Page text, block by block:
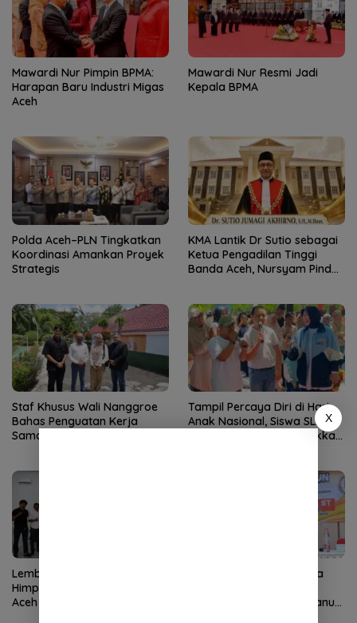
Mawardi Nur Pimpin BPMA:
Harapan Baru Industri Migas
Aceh
Mawardi Nur Resmi Jadi
Kepala BPMA
Polda Aceh–PLN Tingkatkan
Koordinasi Amankan Proyek
Strategis
KMA Lantik Dr Sutio sebagai
Ketua Pengadilan Tinggi
Banda Aceh, Nursyam Pindah
Staf Khusus Wali Nanggroe
Bahas Penguatan Kerja
Sama Aceh–India dengan
Tampil Percaya Diri di Hari
Anak Nasional, Siswa SLB
TNCC Banda Aceh Tunjukkan
Lembaga Wali Nanggroe
Himpun Aspirasi Diaspora
Aceh di Medan
Tren Perceraian di Banda
Dorong Implementasi Qanun
X